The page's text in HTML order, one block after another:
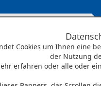
Cookies um Ihnen eine
der Nutzung
erfahren oder alle oder
Bozen-Südtirol-
der Böden von
von speziellen
sowohl innerhalb
mit